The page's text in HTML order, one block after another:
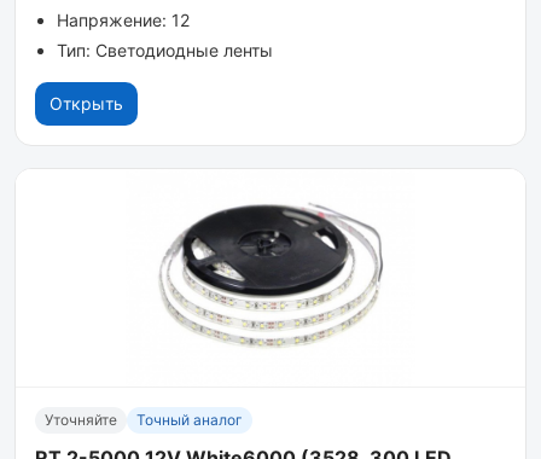
Напряжение: 12
Тип: Светодиодные ленты
Открыть
Уточняйте Точный аналог